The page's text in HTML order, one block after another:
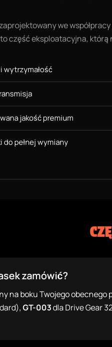
we współpracy
część eksploatacyjna,
wytrzymałość
jakość premium
do pełnej wymiany
zamówić?
na boku Twojego obecnego
GT-003dla Drive Gear